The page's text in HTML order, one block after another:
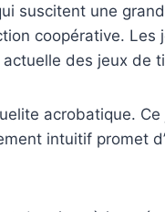
suscitent une
coopérative.
des jeux
acrobatique.
intuitif promet